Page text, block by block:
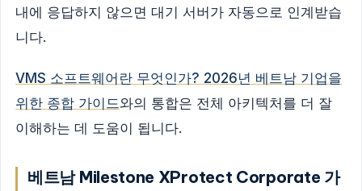
내에 응답하지 않으면 대기 서버가 자동으로 인계받습
니다.
VMS 소프트웨어란 무엇인가? 2026년 베트남 기업을
위한 종합 가이드와의 통합은 전체 아키텍처를 더 잘
이해하는 데 도움이 됩니다.
베트남 Milestone XProtect Corporate 가